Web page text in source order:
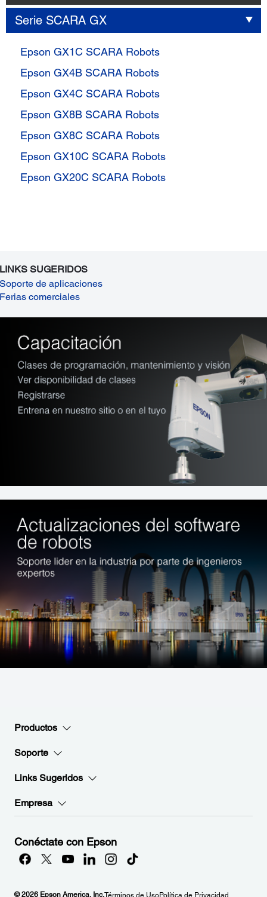
Serie SCARA GX
Epson GX1C SCARA Robots
Epson GX4B SCARA Robots
Epson GX4C SCARA Robots
Epson GX8B SCARA Robots
Epson GX8C SCARA Robots
Epson GX10C SCARA Robots
Epson GX20C SCARA Robots
LINKS SUGERIDOS
Soporte de aplicaciones
Ferias comerciales
Productos
Soporte
Links Sugeridos
Empresa
Conéctate con Epson
© 2026 Epson America, Inc.Términos de UsoPolítica de Privacidad